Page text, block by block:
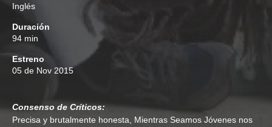
Inglés
Duración
94 min
Estreno
05 de Nov 2015
Consenso de Críticos:
Precisa y brutalmente honesta, Mientras Seamos Jóvenes nos